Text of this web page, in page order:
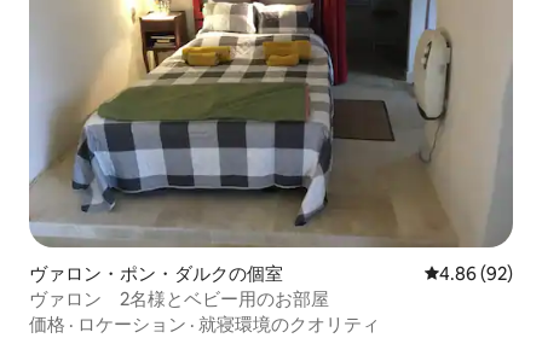
ヴァロン・ポン・ダルクの個室 レビュー92
4.86 (92)
ヴァロン 2名様とベビー用のお部屋
価格 · ロケーション · 就寝環境のクオリティ